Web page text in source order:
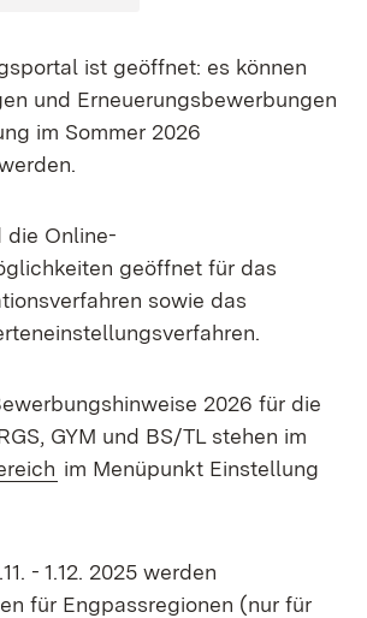
ist geöffnet: es können
und Erneuerungsbewerbungen
im Sommer 2026
die Online-
geöffnet für das
sowie das
2026 für die
GYM und BS/TL stehen im
im Menüpunkt Einstellung
- 1.12. 2025 werden
für Engpassregionen (nur für